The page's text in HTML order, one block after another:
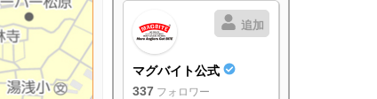
追加
マグバイト公式
337 フォロワー